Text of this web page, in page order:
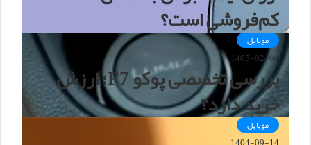
کم‌فروشی است؟
موبایل
1405-02-04
بررسی تخصصی پوکو F7؛ ارزش
خرید دارد؟
موبایل